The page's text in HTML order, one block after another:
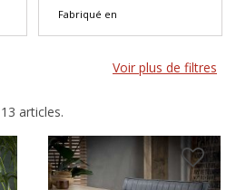
Fabriqué en
Voir plus de filtres
13 articles.